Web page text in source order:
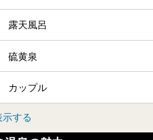
露天風呂
硫黄泉
カップル
示する